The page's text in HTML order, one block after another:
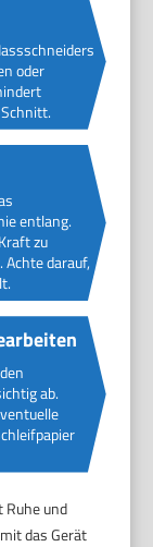
oder
entlang.
zu
darauf,
ab.
und
das Gerät